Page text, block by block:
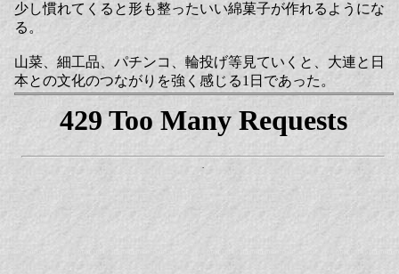
少し慣れてくると形も整ったいい綿菓子が作れるようにな
る。
山菜、細工品、パチンコ、輪投げ等見ていくと、大連と日
本との文化のつながりを強く感じる1日であった。